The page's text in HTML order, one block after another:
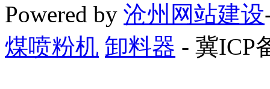
Powered by 沧州网站建设
煤喷粉机 卸料器 - 冀ICP